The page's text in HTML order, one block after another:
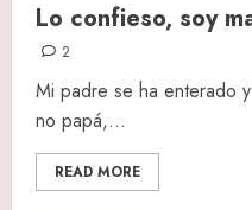
Lo confieso, soy
2
Mi padre se ha enterado
no papá,...
READ MORE